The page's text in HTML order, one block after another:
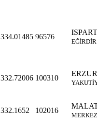
334.01485 96576
EĞİRDİR
332.72006 100310
332.1652 102016
MERKEZ